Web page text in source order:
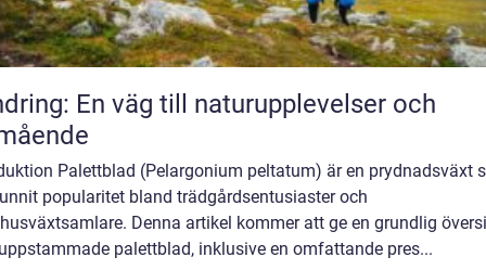
En väg till naturupplevelser och
Palettblad (Pelargonium peltatum) är en prydnadsväxt
popularitet bland trädgårdsentusiaster och
Denna artikel kommer att ge en grundlig
palettblad, inklusive en omfattande pres...